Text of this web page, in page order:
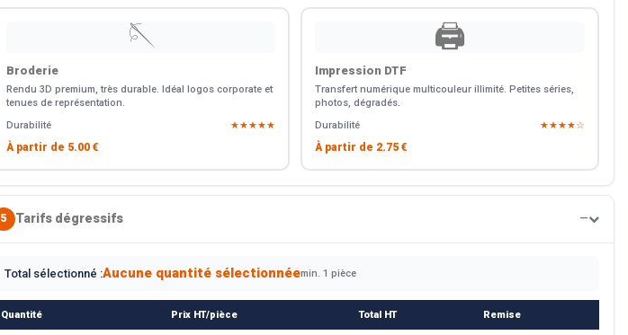
🪡
Broderie
Rendu 3D premium, très durable. Idéal logos corporate et
tenues de représentation.
Durabilité
★★★★★
À partir de 5.00 €
🖨️
Impression DTF
Transfert numérique multicouleur illimité. Petites séries,
photos, dégradés.
Durabilité
★★★★☆
À partir de 2.75 €
5 Tarifs dégressifs —
Total sélectionné :Aucune quantité sélectionnéemin. 1 pièce
Quantité Prix HT/pièce Total HT Remise